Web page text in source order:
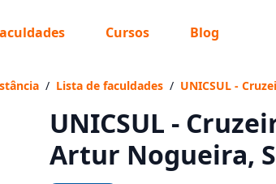
Cursos Blog
Vamos te guiar no caminho ideal
/ Lista de faculdades / UNICSUL -
UNICSUL -
Artur Nogueira,